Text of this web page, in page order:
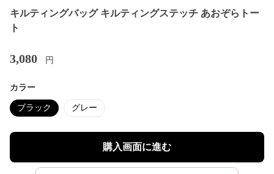
キルティングバッグ キルティングステッチ あおぞらトー
ト
3,080 円
カラー
ブラック グレー
購入画面に進む